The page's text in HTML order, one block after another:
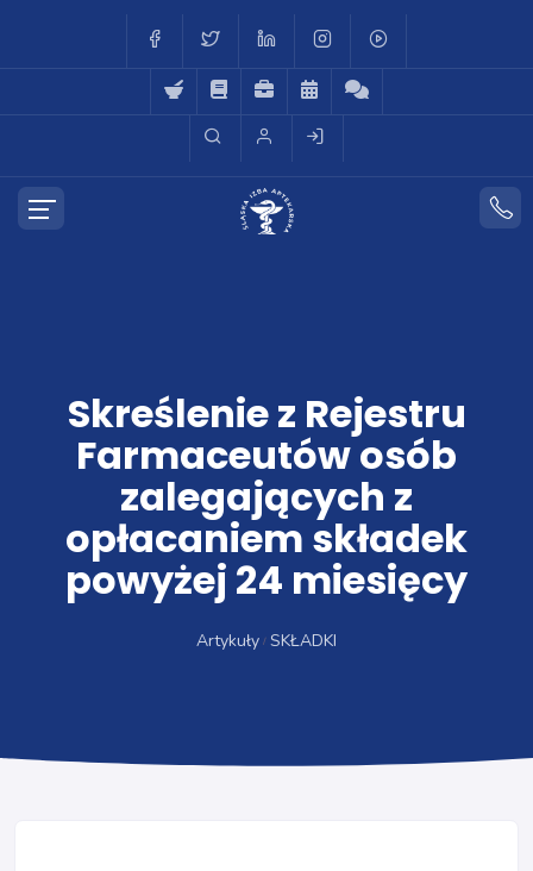
Skreślenie z Rejestru
Farmaceutów osób
zalegających z
opłacaniem składek
powyżej 24 miesięcy
Artykuły SKŁADKI